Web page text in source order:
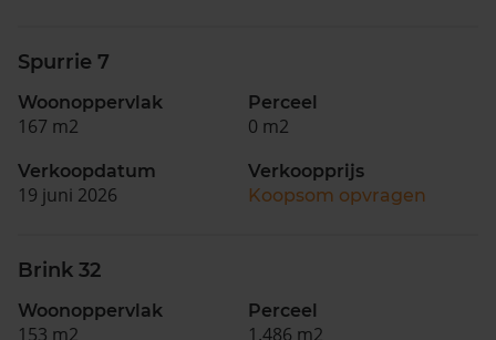
Spurrie 7
Woonoppervlak
167 m2
Perceel
0 m2
Verkoopdatum
19 juni 2026
Verkoopprijs
Koopsom opvragen
Brink 32
Woonoppervlak
153 m2
Perceel
1.486 m2